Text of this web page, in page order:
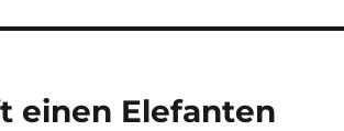
einen Elefanten